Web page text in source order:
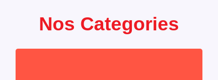
Nos Categories